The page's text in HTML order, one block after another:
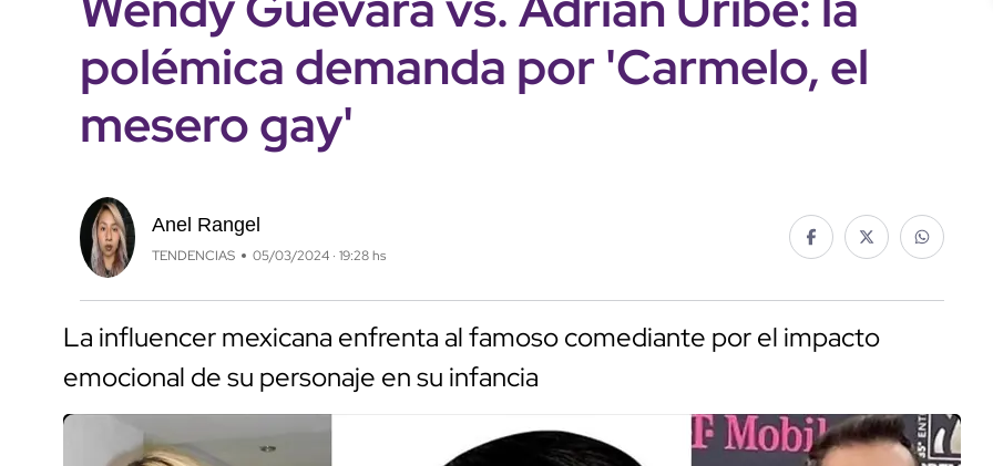
polémica demanda por 'Carmelo, el
mesero gay'
Anel Rangel
TENDENCIAS 05/03/2024 · 19:28 hs
La influencer mexicana enfrenta al famoso comediante por el impacto
emocional de su personaje en su infancia